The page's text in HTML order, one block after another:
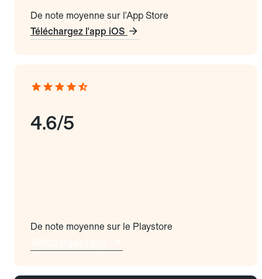
De note moyenne sur l'App Store
Téléchargez l'app iOS
4.6/5
De note moyenne sur le Playstore